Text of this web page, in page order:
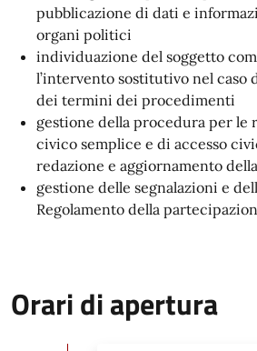
pubblicazione di dati e
organi politici
individuazione del soggetto
l’intervento sostitutivo nel caso
dei termini dei procedimenti
gestione della procedura per le
civico semplice e di accesso
redazione e aggiornamento
gestione delle segnalazioni e
Regolamento della
Orari di apertura